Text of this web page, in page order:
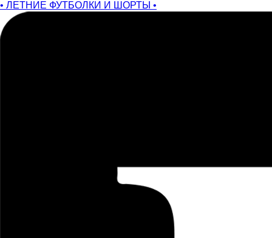
• ЛЕТНИЕ ФУТБОЛКИ И ШОРТЫ •